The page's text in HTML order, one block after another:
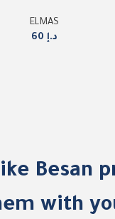
ELMAS
د.إ
Besan
with